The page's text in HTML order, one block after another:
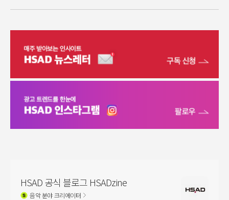
HSAD 공식 블로그 HSADzine
음악분야 크리에이터